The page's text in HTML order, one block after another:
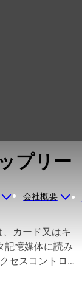
会社概要
プリー
カード又はキ
記憶媒体に読み
セスコントロ